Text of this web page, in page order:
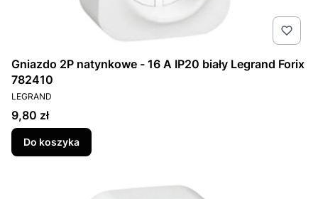
Gniazdo 2P natynkowe - 16 A IP20 biały Legrand Forix
782410
PRODUCENT
LEGRAND
Cena
9,80 zł
Do koszyka